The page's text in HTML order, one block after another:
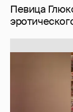
Певица